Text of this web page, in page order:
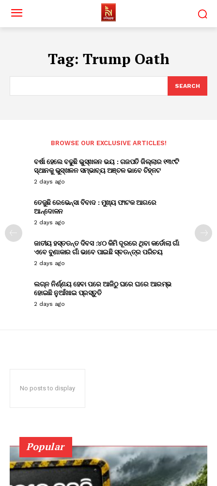
Tag: Trump Oath
SEARCH
BROWSE OUR EXCLUSIVE ARTICLES!
ବର୍ଷା ହେଲେ ବଢୁଛି ଭୁସ୍ଖଳନ ଭୟ : ଗଜପତି ଜିଲ୍ଲାର ୧୩୯ଟି
ସ୍ଥାନକୁ ଭୁସ୍ଖଳନ ସମ୍ଭାବ୍ୟ ଅଞ୍ଚଳ ଭାବେ ଚିହ୍ନଟ
2 days ago
ତେଜୁଛି ରେଭେନ୍ସା ବିବାଦ : ମୁଖ୍ୟ ଫାଟକ ଆଗରେ
ଆନ୍ଦୋଳନ
2 days ago
ଜାତୀୟ ହସ୍ତତନ୍ତ ଦିବସ :୪୦ କିମି ଦୂରରେ ଥିବା କର୍ଡୋଲା ଗାଁ
ଏବେ ବୁଣାକାର ଗାଁ ଭାବେ ପାଇଛି ସ୍ବତନ୍ତ୍ର ପରିଚୟ
2 days ago
ଲଗ୍ନ ନିର୍ଣ୍ଣୟ ହେବା ପରେ ଆଜିଠୁ ଘରେ ଘରେ ଆରମ୍ଭ
ହୋଇଛି ନୁଆଁଖାଇ ପ୍ରସ୍ତୁତି
2 days ago
No posts to display
Popular